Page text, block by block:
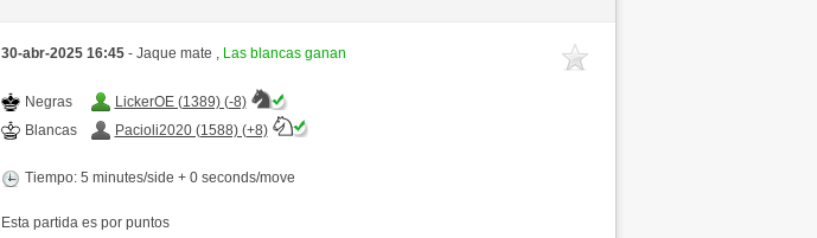
30-abr-2025 16:45 - Jaque mate , Las blancas ganan
Negras
LickerOE (1389) (-8)
Blancas
Pacioli2020 (1588) (+8)
Tiempo: 5 minutes/side + 0 seconds/move
Esta partida es por puntos